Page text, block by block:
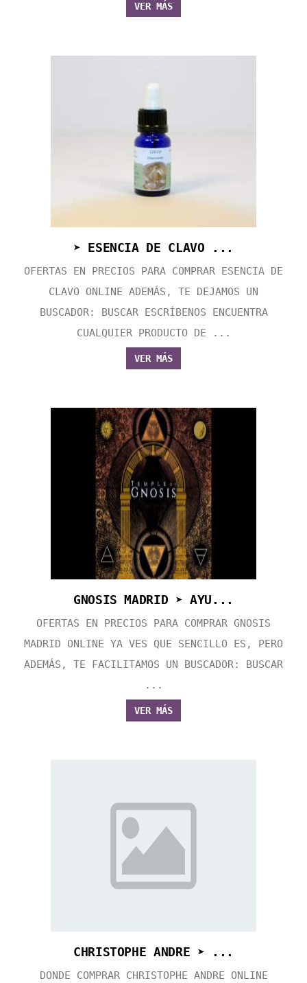
VER MÁS
➤ ESENCIA DE CLAVO ...
OFERTAS EN PRECIOS PARA COMPRAR ESENCIA DE
CLAVO ONLINE ADEMÁS, TE DEJAMOS UN
BUSCADOR: BUSCAR ESCRÍBENOS ENCUENTRA
CUALQUIER PRODUCTO DE ...
VER MÁS
GNOSIS MADRID ➤ AYU...
OFERTAS EN PRECIOS PARA COMPRAR GNOSIS
MADRID ONLINE YA VES QUE SENCILLO ES, PERO
ADEMÁS, TE FACILITAMOS UN BUSCADOR: BUSCAR
...
VER MÁS
CHRISTOPHE ANDRE ➤ ...
DONDE COMPRAR CHRISTOPHE ANDRE ONLINE